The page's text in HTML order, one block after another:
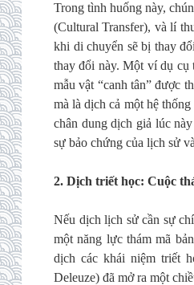
Trong tình huống này,
(Cultural Transfer), và lí
khi di chuyển sẽ bị thay
thay đổi này. Một ví dụ cụ
mẫu vật “canh tân” được
mà là dịch cả một hệ
chân dung dịch giả lúc
sự bảo chứng của lịch sử
2. Dịch triết học: Cuộc
Nếu dịch lịch sử cần sự
một năng lực thám mã
dịch các khái niệm triết
Deleuze) đã mở ra một